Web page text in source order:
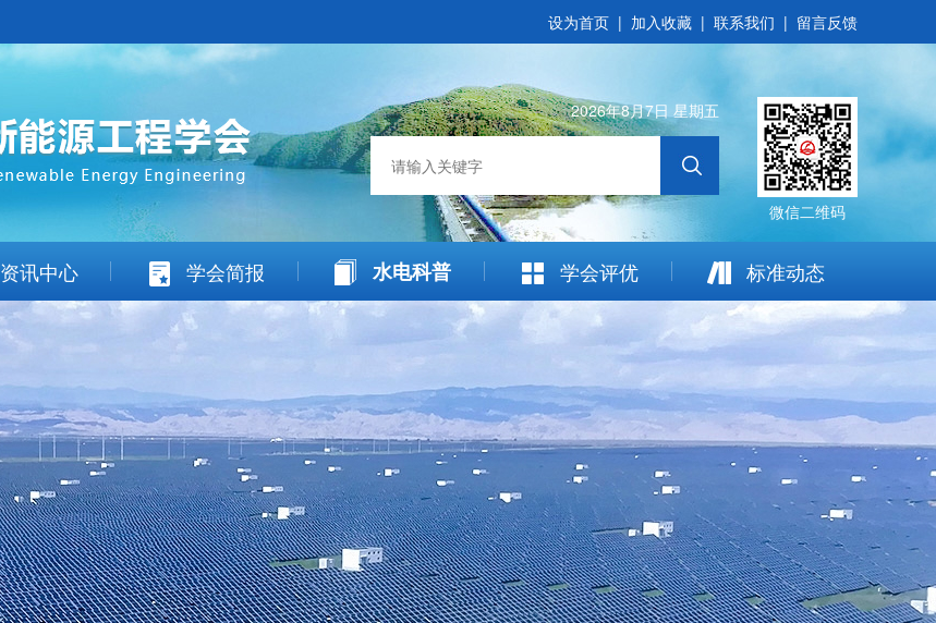
设为首页 | 加入收藏 | 联系我们 | 留言反馈
微信二维码
2026年8月7日 星期五
资讯中心 学会简报 水电科普 学会评优 标准动态